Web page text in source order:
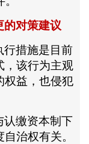
的对策建议
行措施是目前
，该行为主观
权益，也侵犯
认缴资本制下
治权有关。